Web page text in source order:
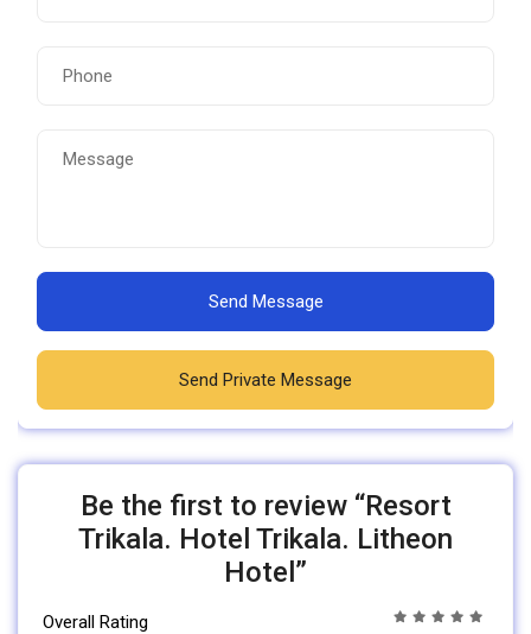
Send Message
Send Private Message
Be the first to review “Resort
Trikala. Hotel Trikala. Litheon
Hotel”
Overall Rating